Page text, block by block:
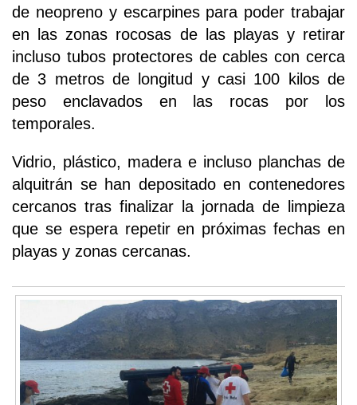
de neopreno y escarpines para poder trabajar
en las zonas rocosas de las playas y retirar
incluso tubos protectores de cables con cerca
de 3 metros de longitud y casi 100 kilos de
peso enclavados en las rocas por los
temporales.
Vidrio, plástico, madera e incluso planchas de
alquitrán se han depositado en contenedores
cercanos tras finalizar la jornada de limpieza
que se espera repetir en próximas fechas en
playas y zonas cercanas.